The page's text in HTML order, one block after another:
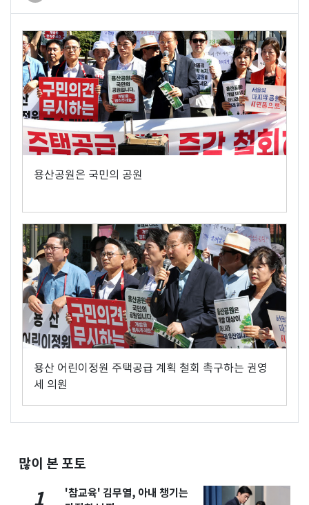
용산공원은 국민의 공원
용산 어린이정원 주택공급 계획 철회 촉구하는 권영
세 의원
많이 본 포토
1
'참교육' 김무열, 아내 챙기는